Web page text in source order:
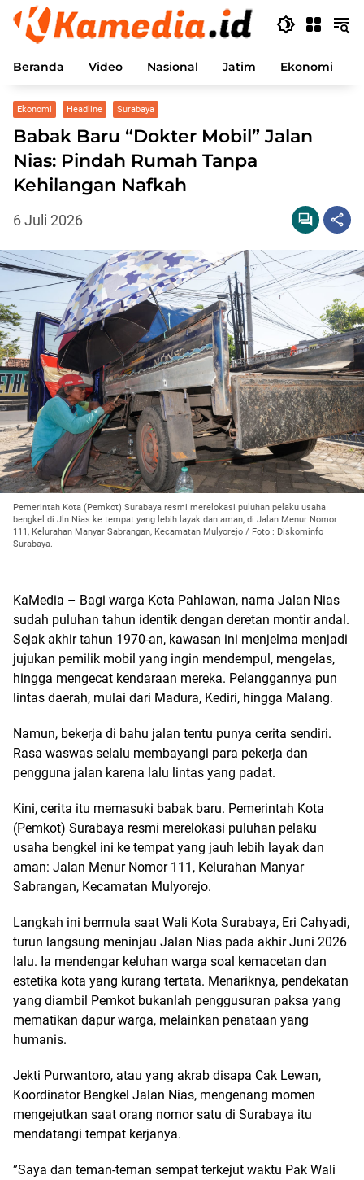
Langsung
konten
Beranda Video Nasional Jatim Ekonomi
Ekonomi Headline Surabaya
Babak Baru “Dokter Mobil” Jalan
Nias: Pindah Rumah Tanpa
Kehilangan Nafkah
6 Juli 2026
Pemerintah Kota (Pemkot) Surabaya resmi merelokasi puluhan pelaku usaha
bengkel di Jln Nias ke tempat yang lebih layak dan aman, di Jalan Menur Nomor
111, Kelurahan Manyar Sabrangan, Kecamatan Mulyorejo / Foto : Diskominfo
Surabaya.
KaMedia – Bagi warga Kota Pahlawan, nama Jalan Nias
sudah puluhan tahun identik dengan deretan montir andal.
Sejak akhir tahun 1970-an, kawasan ini menjelma menjadi
jujukan pemilik mobil yang ingin mendempul, mengelas,
hingga mengecat kendaraan mereka. Pelanggannya pun
lintas daerah, mulai dari Madura, Kediri, hingga Malang.
​Namun, bekerja di bahu jalan tentu punya cerita sendiri.
Rasa waswas selalu membayangi para pekerja dan
pengguna jalan karena lalu lintas yang padat.
​Kini, cerita itu memasuki babak baru. Pemerintah Kota
(Pemkot) Surabaya resmi merelokasi puluhan pelaku
usaha bengkel ini ke tempat yang jauh lebih layak dan
aman: Jalan Menur Nomor 111, Kelurahan Manyar
Sabrangan, Kecamatan Mulyorejo.
​Langkah ini bermula saat Wali Kota Surabaya, Eri Cahyadi,
turun langsung meninjau Jalan Nias pada akhir Juni 2026
lalu. Ia mendengar keluhan warga soal kemacetan dan
estetika kota yang kurang tertata. Menariknya, pendekatan
yang diambil Pemkot bukanlah penggusuran paksa yang
mematikan dapur warga, melainkan penataan yang
humanis.
​Jekti Purwantoro, atau yang akrab disapa Cak Lewan,
Koordinator Bengkel Jalan Nias, mengenang momen
mengejutkan saat orang nomor satu di Surabaya itu
mendatangi tempat kerjanya.
​”Saya dan teman-teman sempat terkejut waktu Pak Wali